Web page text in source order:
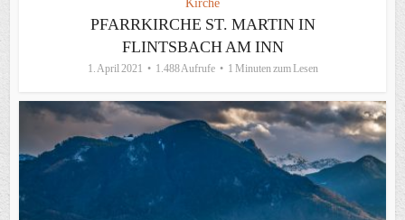
Kirche
PFARRKIRCHE ST. MARTIN IN
FLINTSBACH AM INN
1. April 2021 1.488 Aufrufe 1 Minuten zum Lesen